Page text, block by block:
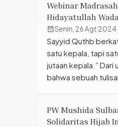
sambutannya,
Mushida
yang akan selesai […]
Webinar
Hidayatullah
calendar_monthSenin, 26 Agt 2024
Sayyid Quthb
satu kepala, tapi
jutaan kepala.”
bahwa sebuah
terpengaruh oleh
PW Mushida
Solidaritas Hijab